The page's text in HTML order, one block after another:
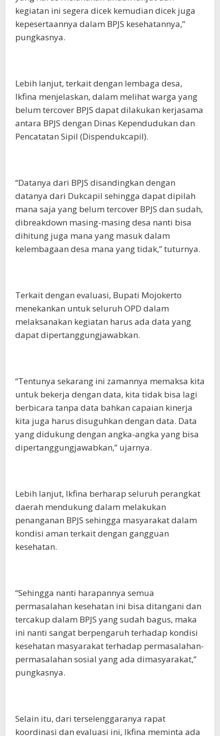
kegiatan ini segera dicek kemudian dicek juga
kepesertaannya dalam BPJS kesehatannya,”
pungkasnya.
Lebih lanjut, terkait dengan lembaga desa,
Ikfina menjelaskan, dalam melihat warga yang
belum tercover BPJS dapat dilakukan kerjasama
antara BPJS dengan Dinas Kependudukan dan
Pencatatan Sipil (Dispendukcapil).
“Datanya dari BPJS disandingkan dengan
datanya dari Dukcapil sehingga dapat dipilah
mana saja yang belum tercover BPJS dan sudah,
dibreakdown masing-masing desa nanti bisa
dihitung juga mana yang masuk dalam
kelembagaan desa mana yang tidak,” tuturnya.
Terkait dengan evaluasi, Bupati Mojokerto
menekankan untuk seluruh OPD dalam
melaksanakan kegiatan harus ada data yang
dapat dipertanggungjawabkan.
“Tentunya sekarang ini zamannya memaksa kita
untuk bekerja dengan data, kita tidak bisa lagi
berbicara tanpa data bahkan capaian kinerja
kita juga harus disuguhkan dengan data. Data
yang didukung dengan angka-angka yang bisa
dipertanggungjawabkan,” ujarnya.
Lebih lanjut, Ikfina berharap seluruh perangkat
daerah mendukung dalam melakukan
penanganan BPJS sehingga masyarakat dalam
kondisi aman terkait dengan gangguan
kesehatan.
“Sehingga nanti harapannya semua
permasalahan kesehatan ini bisa ditangani dan
tercakup dalam BPJS yang sudah bagus, maka
ini nanti sangat berpengaruh terhadap kondisi
kesehatan masyarakat terhadap permasalahan-
permasalahan sosial yang ada dimasyarakat,”
pungkasnya.
Selain itu, dari terselenggaranya rapat
koordinasi dan evaluasi ini, Ikfina meminta ada